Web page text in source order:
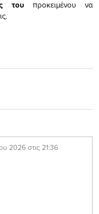
τουπροκειμένου να
2026 στις 21:36